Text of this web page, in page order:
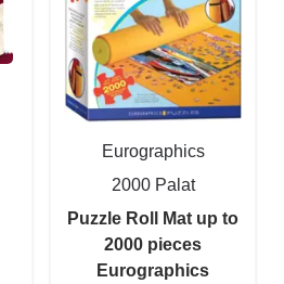
Eurographics
2000 Palat
Puzzle Roll Mat up to
2000 pieces
Eurographics